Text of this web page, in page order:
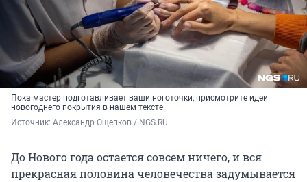
Пока мастер подготавливает ваши ноготочки, присмотрите идеи
новогоднего покрытия в нашем тексте
Источник: Александр Ощепков / NGS.RU
До Нового года остается совсем ничего, и вся
прекрасная половина человечества задумывается